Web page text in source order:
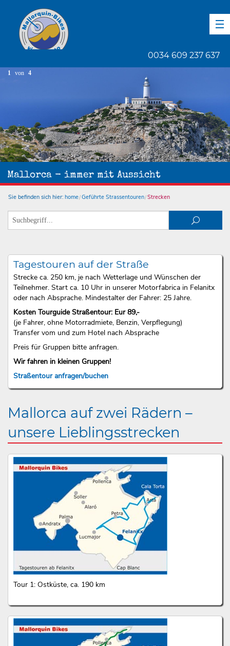
0034 609 237 637
Mallorca - immer mit Aussicht
1 von 4
Sie befinden sich hier: home Geführte Strassentouren Strecken
Tagestouren auf der Straße
Strecke ca. 250 km, je nach Wetterlage und Wünschen der
Teilnehmer. Start ca. 10 Uhr in unserer Motorfabrica in Felanitx
oder nach Absprache. Mindestalter der Fahrer: 25 Jahre.
Kosten Tourguide Straßentour: Eur 89,-
(je Fahrer, ohne Motorradmiete, Benzin, Verpflegung)
Transfer vom und zum Hotel nach Absprache
Preis für Gruppen bitte anfragen.
Wir fahren in kleinen Gruppen!
Straßentour anfragen/buchen
Mallorca auf zwei Rädern –
unsere Lieblingsstrecken
Tour 1: Ostküste, ca. 190 km